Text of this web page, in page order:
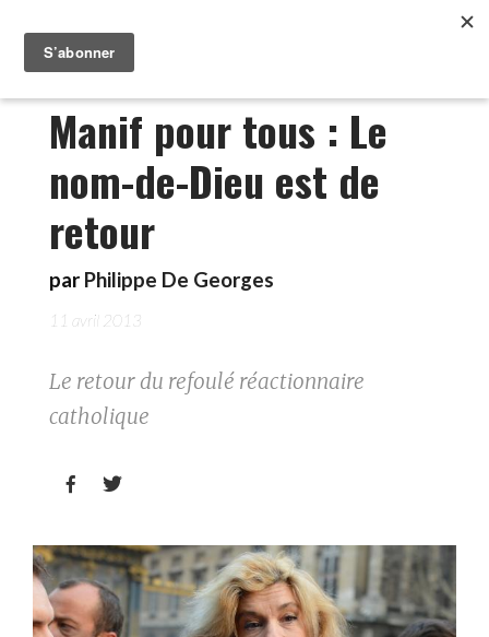
Manif pour tous : Le
nom-de-Dieu est de
retour
par Philippe De Georges
11 avril 2013
Le retour du refoulé réactionnaire
catholique
 